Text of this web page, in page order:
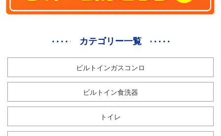
カテゴリー一覧
ビルトインガスコンロ
ビルトイン食洗器
トイレ